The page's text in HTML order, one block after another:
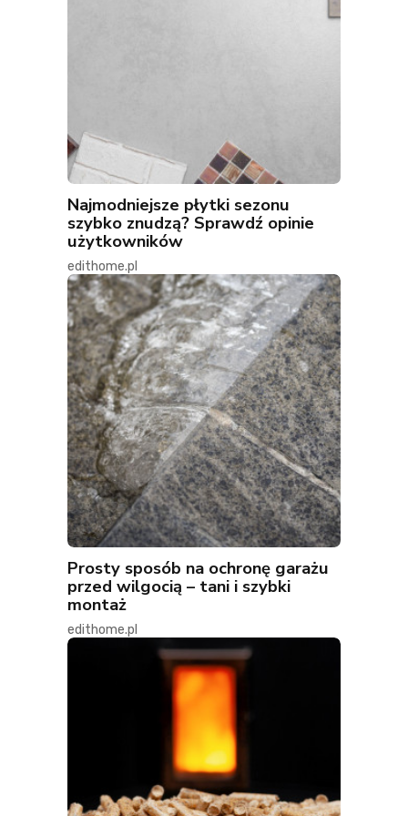
Najmodniejsze płytki sezonu
szybko znudzą? Sprawdź opinie
użytkowników
edithome.pl
Prosty sposób na ochronę garażu
przed wilgocią – tani i szybki
montaż
edithome.pl